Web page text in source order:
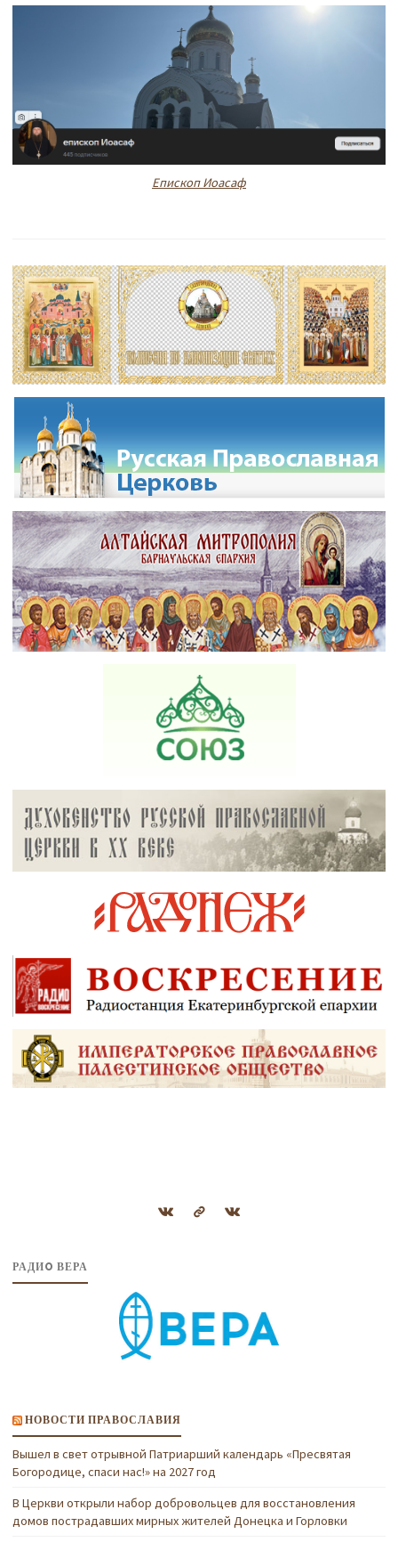
Епископ Иоасаф
РАДИO ВЕРА
НОВОСТИ ПРАВОСЛАВИЯ
Вышел в свет отрывной Патриарший календарь «Пресвятая
Богородице, спаси нас!» на 2027 год
В Церкви открыли набор добровольцев для восстановления
домов пострадавших мирных жителей Донецка и Горловки